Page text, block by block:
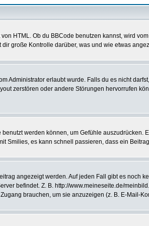
HTML. Ob du BBCode benutzen kannst, wird
große Kontrolle darüber, was und wie etwas
Administrator erlaubt wurde. Falls du es nicht
zerstören oder andere Störungen hervorrufen
werden können, um Gefühle auszudrücken.
Smilies, es kann schnell passieren, dass ein
angezeigt werden. Auf jeden Fall gibt es noch
befindet. Z. B. http://www.meineseite.de/
brauchen, um sie anzuzeigen (z. B. E-Mail-